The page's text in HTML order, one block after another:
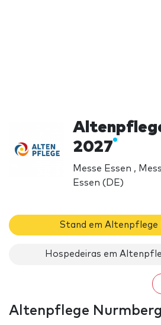
2027
Messe Essen ,
Essen (DE)
Stand em Altenpflege
Hospedeiras em
Altenpflege